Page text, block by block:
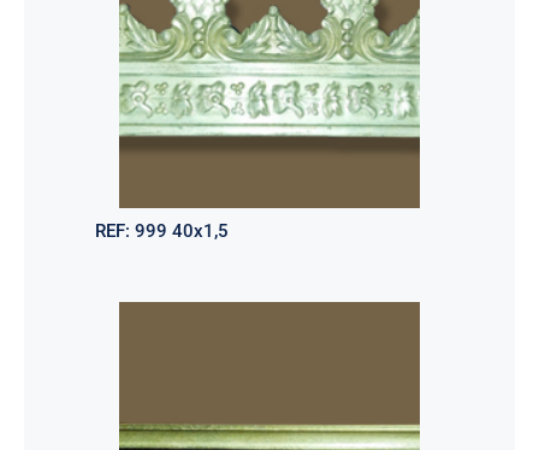
REF: 999 40x1,5